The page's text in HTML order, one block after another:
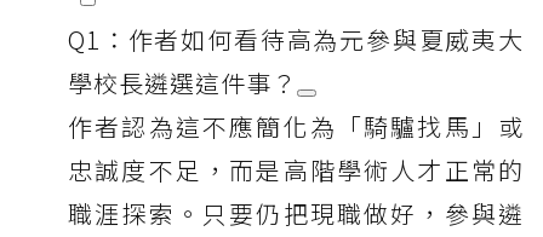
Q1：作者如何看待高為元參與夏威夷大
學校長遴選這件事？
作者認為這不應簡化為「騎驢找馬」或
忠誠度不足，而是高階學術人才正常的
職涯探索。只要仍把現職做好，參與遴